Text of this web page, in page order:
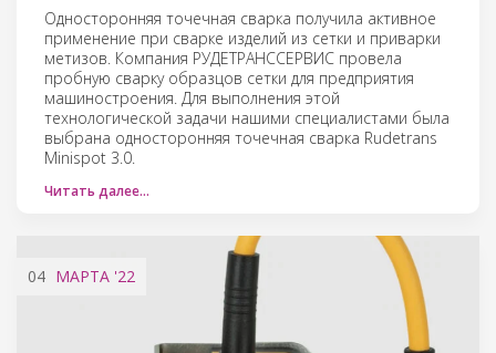
Односторонняя точечная сварка получила активное
применение при сварке изделий из сетки и приварки
метизов. Компания РУДЕТРАНССЕРВИС провела
пробную сварку образцов сетки для предприятия
машиностроения. Для выполнения этой
технологической задачи нашими специалистами была
выбрана односторонняя точечная сварка Rudetrans
Minispot 3.0.
Читать далее…
04 МАРТА '22